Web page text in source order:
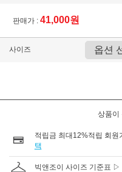
판매가 : 41,000원
사이즈
상품이
적립금 최대12%적립 회
택
빅앤조이 사이즈 기준표 ▷